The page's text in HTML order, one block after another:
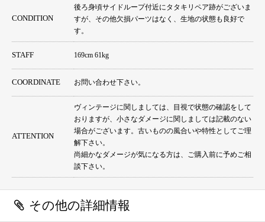
CONDITION
後ろ身頃サイドループ付近にタタキリペア跡がございま
すが、その他欠損パーツはなく、生地の状態も良好で
す。
STAFF 169cm 61kg
COORDINATE お問い合わせ下さい。
ATTENTION
ヴィンテージに関しましては、目視で状態の確認をして
おりますが、小さなダメージに関しましては記載のない
場合がございます。古いものの風合いや特性としてご理
解下さい。
尚細かなダメージが気になる方は、ご購入前に予めご相
談下さい。
その他の詳細情報